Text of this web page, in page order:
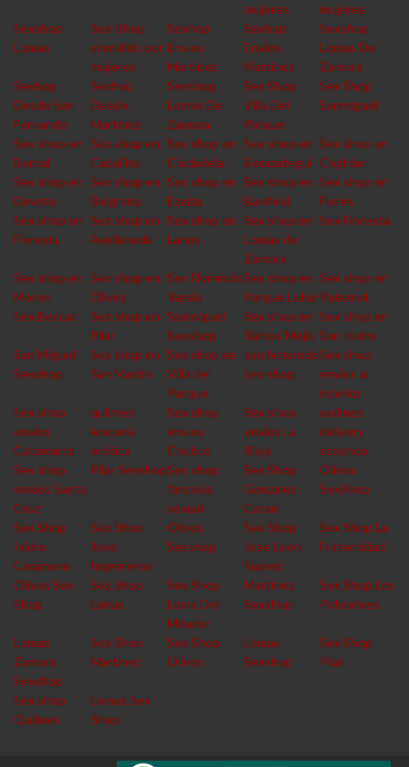
mujeres
mujeres
Sexshop
Lomas
Sex-Shop
atendido por
mujeres
Sexhop
Envios
Martinez
Sexhop
Envios
Martinez
Sexshop
Lomas De
Zamora
Sexhop
Desde San
Fernando
Sexhop
Desde
Martinez
Sexshop
Lomas De
Zamora
Sex Shop
Villa Del
Parque
Sex Shop
Sanmiguel
Sex shop en
Bernal
Sex shop en
Caballito
Sex shop en
Ciudadela
Sex shop en
Berazategui
Sex shop en
Coghlan
Sex shop en
Devoto
Sex shop en
Belgrano
Sex shop en
Ezeiza
Sex shop en
Banfield
Sex shop en
Flores
Sex shop en
Floresta
Sex shop en
Avellaneda
Sex shop en
Lanus
Sex shop en
Lomas de
Zamora
Sex Floresta
Sex shop en
Moron
Sex shop en
Olivos
Sex Florencio
Varela
Sex shop en
Parque Leloir
Sex shop en
Paternal
Sex Beccar
Sex shop en
Pilar
Sanmiguel
Sexshop
Sex shop en
Ramos Mejia
Sex shop en
San Isidro
San Miguel
Sexshop
Sex shop en
San Martin
Sex shop en
Villa del
Parque
san fernando
sex shop
Sex shop
envios al
interior
Sex shop
envios
Catamarca
quilmes
lencería
erótica
Sex shop
envios
Chubut
Sex shop
envios La
Rioja
quilmes
delivery
sexshop
Sex shop
envios Santa
Cruz
Pilar SexshopSex shop
fantasia
sexual
Sex Shop
Gonzalez
Catan
Olivos
SexShop
Sex Shop
Isidro
Casanova
Sex Shop
Jose
Ingenieros
Olivos
Sexshop
Sex Shop
Jose Leon
Suarez
Sex Shop La
Fraternidad
Olivos Sex
Shop
Sex Shop
Lanus
Sex Shop
Loma Del
Mirador
Martinez
Sexshop
Sex Shop Los
Polvorines
Lomas
Zamora
Sexshop
Sex Shop
Martinez
Sex Shop
Olivos
Lomas
Sexshop
Sex Shop
Pilar
Sex shop
Quilmes
Lomas Sex
Shop